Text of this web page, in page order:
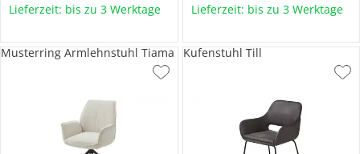
Lieferzeit: bis zu 3 Werktage Lieferzeit: bis zu 3 Werktage
Musterring Armlehnstuhl Tiama Kufenstuhl Till